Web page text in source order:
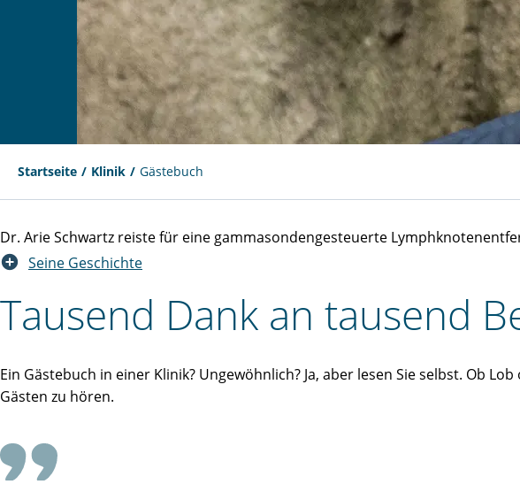
Startseite Klinik Gästebuch
Dr. Arie Schwartz reiste für eine gammasondengesteuerte
Seine Geschichte
Tausend Dank an tausend
Ein Gästebuch in einer Klinik? Ungewöhnlich? Ja, aber lesen Sie selbst. Ob
Gästen zu hören.